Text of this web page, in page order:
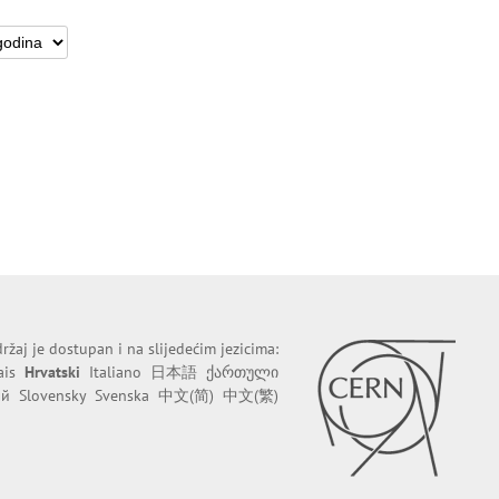
je dostupan i na slijedećim jezicima:
Hrvatski Italiano 日本語 ქართული
Slovensky Svenska 中文(简) 中文(繁)